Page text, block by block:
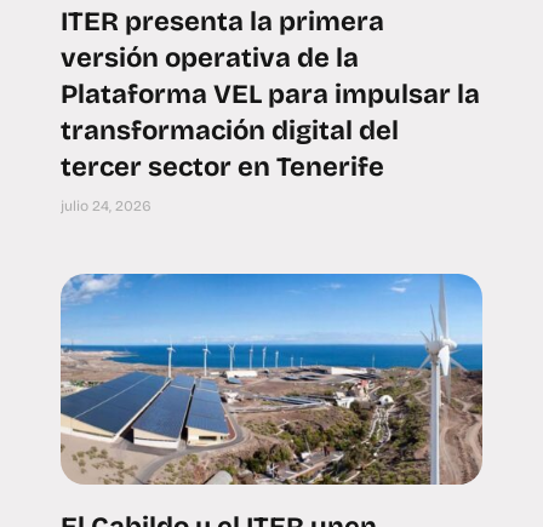
ITER presenta la primera
versión operativa de la
Plataforma VEL para impulsar la
transformación digital del
tercer sector en Tenerife
julio 24, 2026